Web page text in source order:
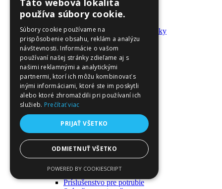
Batohy a tašky
Kľúčenky
Oblečenie
Zmývateľné tetovačky a nálepky
Domáci majster a nástroje
Elektrické zapojenie
Časové spínače
Diferenciálne spínače
Domové zvončeky
Elektrické káble
Káble
Káblové navijáky
Monitory napájania
Nástenné dosky a rámy
Nástroje a ovládače
Podávače
Príruby
Príslušenstvo pre potrubie
Táto webová lokalita
používa súbory cookie.
Súbory cookie používame na
prispôsobenie obsahu, reklám a analýzu
návštevnosti. Informácie o vašom
používaní našej stránky zdieľame aj s
našimi reklamnými a analytickými
partnermi, ktorí ich môžu kombinovať s
inými informáciami, ktoré ste im poskytli
alebo ktoré zhromaždili pri používaní ich
služieb. Prečítať viac
PRIJAŤ VŠETKO
ODMIETNUŤ VŠETKO
POWERED BY COOKIESCRIPT